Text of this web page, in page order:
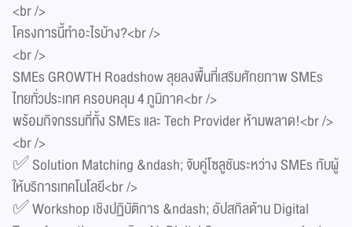
<br />
โครงการนี้ทำอะไรบ้าง?<br />
<br />
SMEs GROWTH Roadshow ลุยลงพื้นที่เสริมศักยภาพ SMEs
ไทยทั่วประเทศ ครอบคลุม 4 ภูมิภาค<br />
พร้อมกิจกรรมที่ทั้ง SMEs และ Tech Provider ห้ามพลาด!<br />
<br />
✅ Solution Matching &ndash; จับคู่โซลูชันระหว่าง SMEs กับผู้
ให้บริการเทคโนโลยี<br />
✅ Workshop เชิงปฏิบัติการ &ndash; อัปสกิลด้าน Digital